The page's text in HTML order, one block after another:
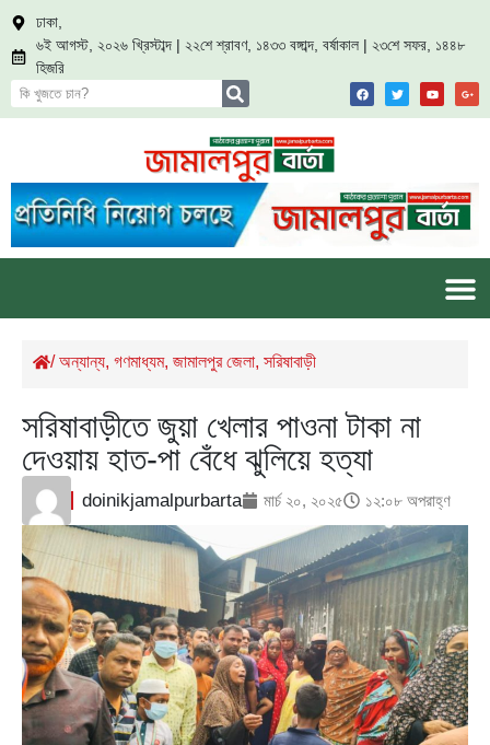
ঢাকা,
৬ই আগস্ট, ২০২৬ খ্রিস্টাব্দ | ২২শে শ্রাবণ, ১৪৩৩ বঙ্গাব্দ, বর্ষাকাল | ২৩শে সফর, ১৪৪৮
হিজরি
/অন্যান্য, গণমাধ্যম, জামালপুর জেলা, সরিষাবাড়ী
সরিষাবাড়ীতে জুয়া খেলার পাওনা টাকা না
দেওয়ায় হাত-পা বেঁধে ঝুলিয়ে হত্যা
doinikjamalpurbarta মার্চ ২০, ২০২৫ ১২:০৮ অপরাহ্ণ